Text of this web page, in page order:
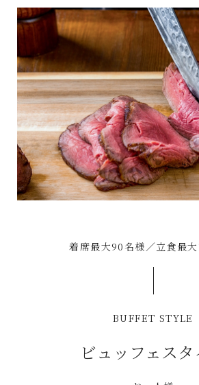
着席最大90名様／立食最
BUFFET STYLE
ビュッフェス